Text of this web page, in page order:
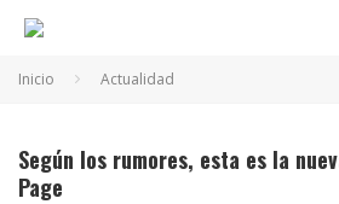
Inicio Actualidad
Según los rumores, esta es la
Page